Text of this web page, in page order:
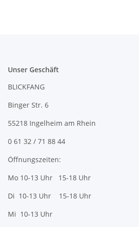
Unser Geschäft
BLICKFANG
Binger Str. 6
55218 Ingelheim am Rhein
0 61 32 / 71 88 44
Öffnungszeiten:
Mo 10-13 Uhr 15-18 Uhr
Di 10-13 Uhr 15-18 Uhr
Mi 10-13 Uhr